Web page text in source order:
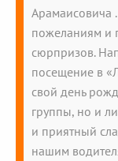
Арамаисовича
пожеланиям и
сюрпризов.
посещение в
свой день
группы, но и
и приятный
нашим